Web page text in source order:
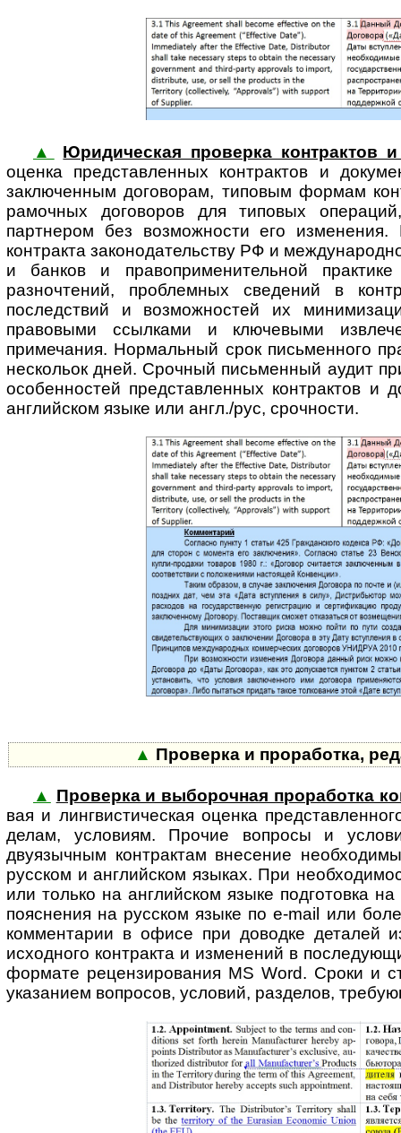
▲
Юридическая проверка контрактов
оценка представ­ленных контрактов и
заключенным договорам, типовым формам
рамочных договоров для типовых
партнером без возможности его
контракта зако­но­да­тель­ству РФ и
и банков и право­при­ме­ни­тель­ной
разночтений, проблемных сведений в
последствий и возмож­ностей их
правовыми ссылками и ключевыми
примечания. Нормальный срок письменного
нескольок дней. Срочный письменный аудит
особенностей представ­ленных контрактов и
английском языке или англ./рус, срочности.
▲ Проверка и проработка,
▲ Проверка и выборочная проработка
вая и линг­вис­ти­ческая оценка
делам, условиям. Прочие вопросы и
двуязычным контрактам внесение
русском и англий­ском языках. При
или только на англий­ском языке подго­товка
пояснения на русском языке по e-mail или
комментарии в офисе при доводке деталей
исходного контракта и изме­нений в
формате рецен­зиро­вания MS Word. Сроки и
указанием вопросов, условий, разделов,